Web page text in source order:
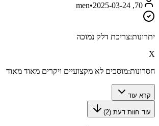
70, men
•2025-03-24
יתרונות:צריכת דלק נמוכה
X
חסרונות:מוסכים לא מקצועיים ויקרים מאוד מאוד
קרא עוד
עוד חוות דעת (2
)